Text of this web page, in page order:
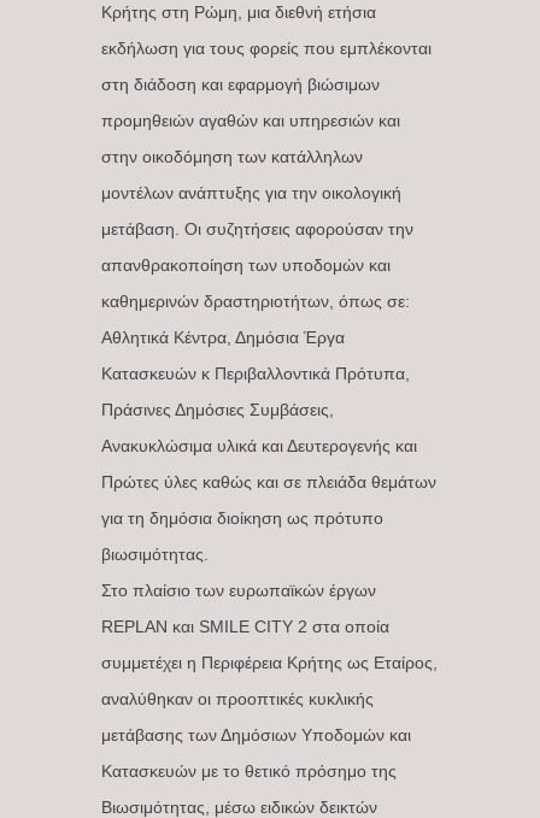
Κρήτης στη Ρώμη, μια διεθνή ετήσια
εκδήλωση για τους φορείς που εμπλέκονται
στη διάδοση και εφαρμογή βιώσιμων
προμηθειών αγαθών και υπηρεσιών και
στην οικοδόμηση των κατάλληλων
μοντέλων ανάπτυξης για την οικολογική
μετάβαση. Οι συζητήσεις αφορούσαν την
απανθρακοποίηση των υποδομών και
καθημερινών δραστηριοτήτων, όπως σε:
Αθλητικά Κέντρα, Δημόσια Έργα
Κατασκευών κ Περιβαλλοντικά Πρότυπα,
Πράσινες Δημόσιες Συμβάσεις,
Ανακυκλώσιμα υλικά και Δευτερογενής και
Πρώτες ύλες καθώς και σε πλειάδα θεμάτων
για τη δημόσια διοίκηση ως πρότυπο
βιωσιμότητας.
Στο πλαίσιο των ευρωπαϊκών έργων
REPLAN και SMILE CITY 2 στα οποία
συμμετέχει η Περιφέρεια Κρήτης ως Εταίρος,
αναλύθηκαν οι προοπτικές κυκλικής
μετάβασης των Δημόσιων Υποδομών και
Κατασκευών με το θετικό πρόσημο της
Βιωσιμότητας, μέσω ειδικών δεικτών